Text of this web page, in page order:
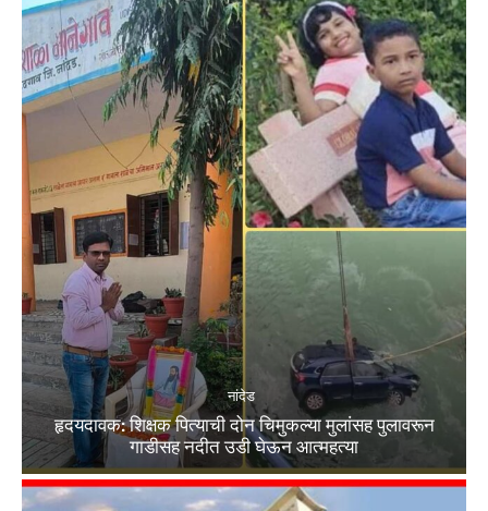
नांदेड
हृदयदावक: शिक्षक पित्याची दोन चिमुकल्या मुलांसह पुलावरून
गाडीसह नदीत उडी घेऊन आत्महत्या